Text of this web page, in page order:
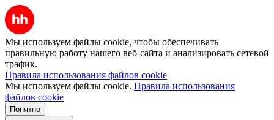
Мы используем файлы cookie, чтобы обеспечивать
правильную работу нашего веб-сайта и анализировать сетевой
трафик.
Правила использования файлов cookie
Мы используем файлы cookie. Правила использования
файлов cookie
Понятно